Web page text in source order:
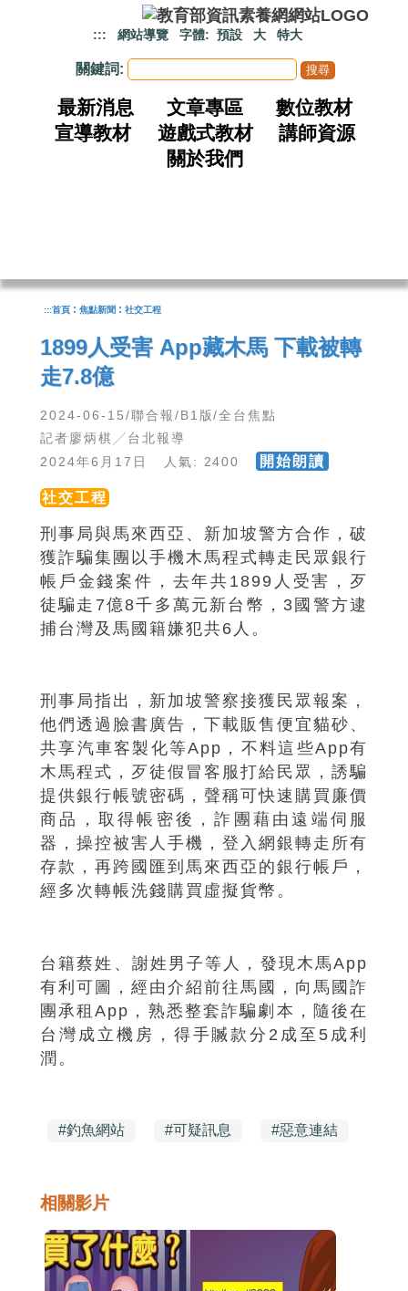
::: 網站導覽 字體: 預設 大 特大
關鍵詞:
最新消息 文章專區
數位教材
宣導教材
遊戲式教材
講師資源
關於我們
:::首頁 : 焦點新聞 : 社交工程
1899人受害 App藏木馬 下載被轉
走7.8億
2024-06-15/聯合報/B1版/全台焦點
記者廖炳棋╱台北報導
2024年6月17日 人氣: 2400
開始朗讀
社交工程
刑事局與馬來西亞、新加坡警方合作，破
獲詐騙集團以手機木馬程式轉走民眾銀行
帳戶金錢案件，去年共1899人受害，歹
徒騙走7億8千多萬元新台幣，3國警方逮
捕台灣及馬國籍嫌犯共6人。
刑事局指出，新加坡警察接獲民眾報案，
他們透過臉書廣告，下載販售便宜貓砂、
共享汽車客製化等App，不料這些App有
木馬程式，歹徒假冒客服打給民眾，誘騙
提供銀行帳號密碼，聲稱可快速購買廉價
商品，取得帳密後，詐團藉由遠端伺服
器，操控被害人手機，登入網銀轉走所有
存款，再跨國匯到馬來西亞的銀行帳戶，
經多次轉帳洗錢購買虛擬貨幣。
台籍蔡姓、謝姓男子等人，發現木馬App
有利可圖，經由介紹前往馬國，向馬國詐
團承租App，熟悉整套詐騙劇本，隨後在
台灣成立機房，得手贓款分2成至5成利
潤。
#釣魚網站 #可疑訊息 #惡意連結
相關影片